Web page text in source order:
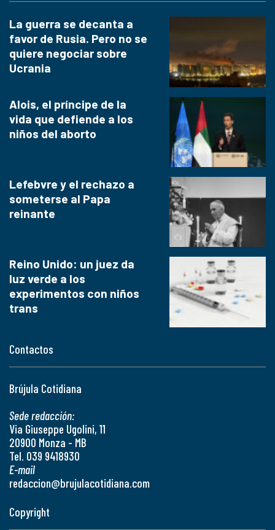
Contactos
Brújula Cotidiana
Sede redacción:
Via Giuseppe Ugolini, 11
20900 Monza - MB
Tel. 039 9418930
E-mail
redaccion@brujulacotidiana.com
La guerra se decanta a
favor de Rusia. Pero no se
quiere negociar sobre
Ucrania
Alois, el príncipe de la
vida que defiende a los
niños del aborto
Lefebvre y el rechazo a
someterse al Papa
reinante
Reino Unido: un juez da
luz verde a los
experimentos con niños
trans
Copyright